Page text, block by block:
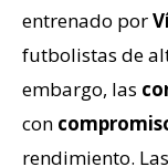
entrenado por
futbolistas de
embargo, las
con
rendimiento.